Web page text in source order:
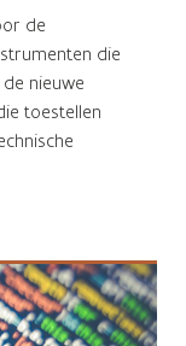
de
die
nieuwe
toestellen